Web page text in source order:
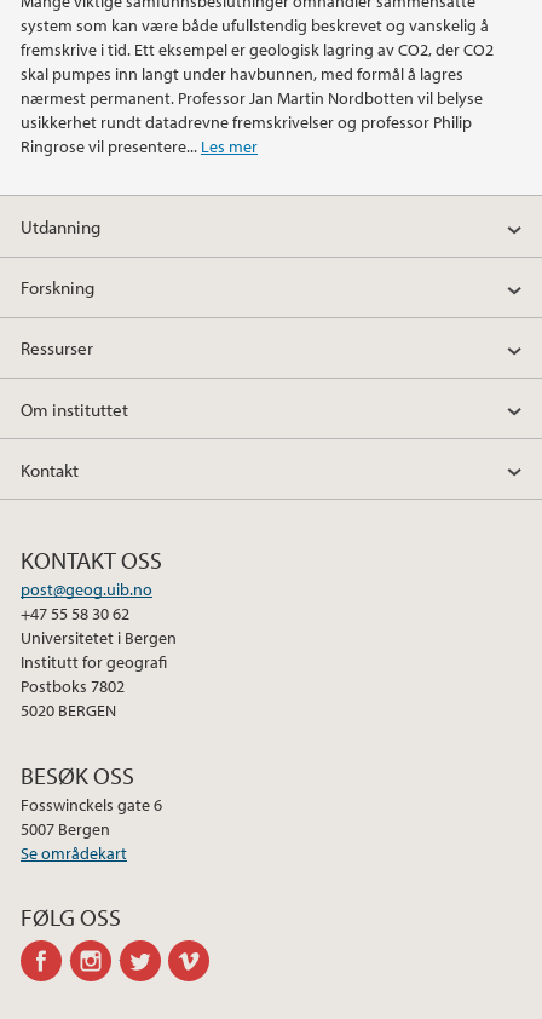
system som kan være både ufullstendig beskrevet og vanskelig å
fremskrive i tid. Ett eksempel er geologisk lagring av CO2, der CO2
skal pumpes inn langt under havbunnen, med formål å lagres
nærmest permanent. Professor Jan Martin Nordbotten vil belyse
usikkerhet rundt datadrevne fremskrivelser og professor Philip
Ringrose vil presentere... Les mer
2020
2019
Utdanning
Forskning
Ressurser
Om instituttet
Kontakt
KONTAKT OSS
post@geog.uib.no
+47 55 58 30 62
Universitetet i Bergen
Institutt for geografi
Postboks 7802
5020 BERGEN
BESØK OSS
Fosswinckels gate 6
5007 Bergen
Se områdekart
FØLG OSS
facebookinstagram
twitter